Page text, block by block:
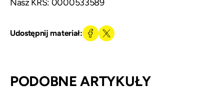
Nasz KRS: 0000533589
Udostępnij materiał:
PODOBNE ARTYKUŁY